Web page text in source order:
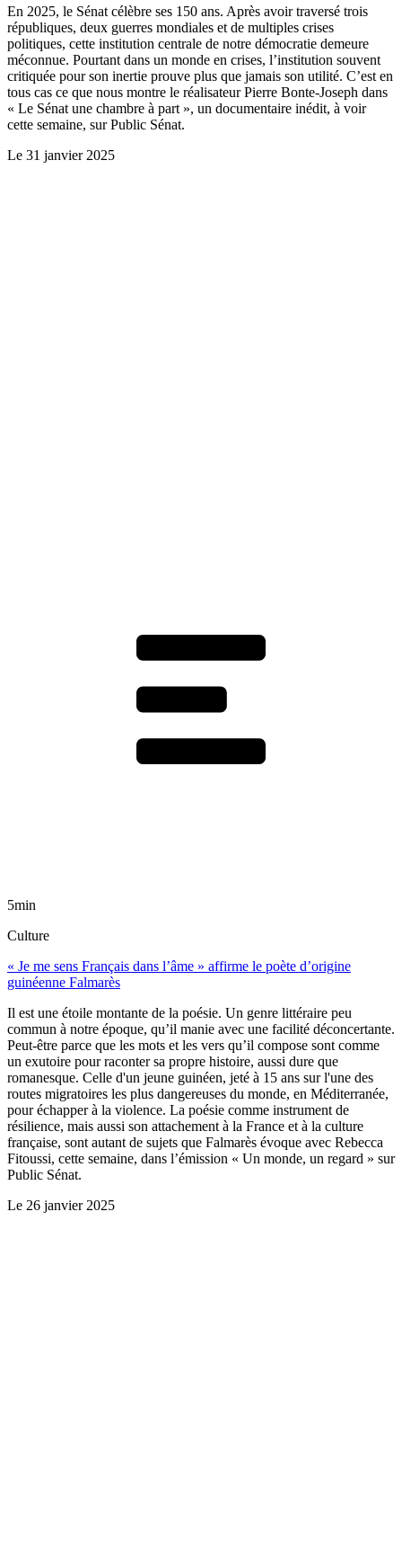
En 2025, le Sénat célèbre ses 150 ans. Après avoir traversé trois
républiques, deux guerres mondiales et de multiples crises
politiques, cette institution centrale de notre démocratie demeure
méconnue. Pourtant dans un monde en crises, l’institution souvent
critiquée pour son inertie prouve plus que jamais son utilité. C’est en
tous cas ce que nous montre le réalisateur Pierre Bonte-Joseph dans
« Le Sénat une chambre à part », un documentaire inédit, à voir
cette semaine, sur Public Sénat.
Le 31 janvier 2025
5min
Culture
« Je me sens Français dans l’âme » affirme le poète d’origine
guinéenne Falmarès
Il est une étoile montante de la poésie. Un genre littéraire peu
commun à notre époque, qu’il manie avec une facilité déconcertante.
Peut-être parce que les mots et les vers qu’il compose sont comme
un exutoire pour raconter sa propre histoire, aussi dure que
romanesque. Celle d'un jeune guinéen, jeté à 15 ans sur l'une des
routes migratoires les plus dangereuses du monde, en Méditerranée,
pour échapper à la violence. La poésie comme instrument de
résilience, mais aussi son attachement à la France et à la culture
française, sont autant de sujets que Falmarès évoque avec Rebecca
Fitoussi, cette semaine, dans l’émission « Un monde, un regard » sur
Public Sénat.
Le 26 janvier 2025